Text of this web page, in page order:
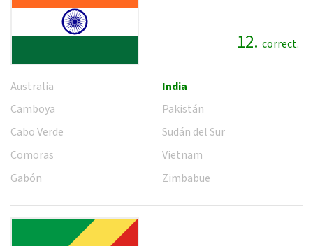
12. correct.
Australia
Camboya
Cabo Verde
Comoras
Gabón
India
Pakistán
Sudán del Sur
Vietnam
Zimbabue